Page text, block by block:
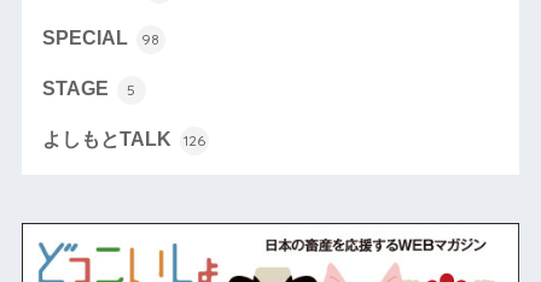
SPECIAL 98
STAGE 5
よしもとTALK 126